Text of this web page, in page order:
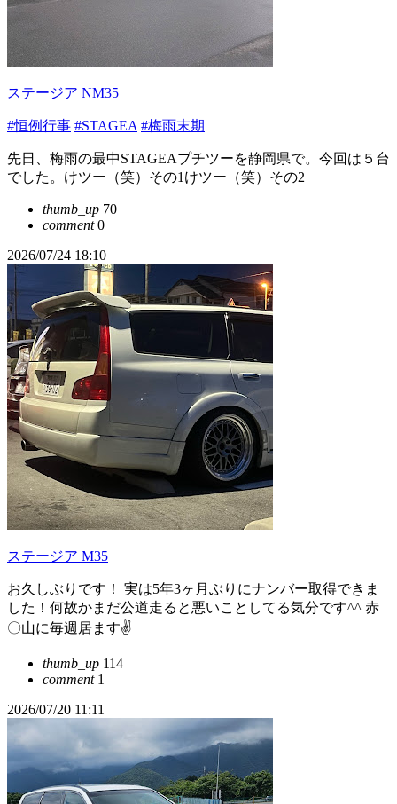
ステージア NM35
#恒例行事 #STAGEA #梅雨末期
先日、梅雨の最中STAGEAプチツーを静岡県で。今回は５台
でした。けツー（笑）その1けツー（笑）その2
thumb_up 70
comment0
2026/07/24 18:10
ステージア M35
お久しぶりです！ 実は5年3ヶ月ぶりにナンバー取得できま
した！何故かまだ公道走ると悪いことしてる気分です^^ 赤
〇山に毎週居ます✌️
thumb_up 114
comment1
2026/07/20 11:11